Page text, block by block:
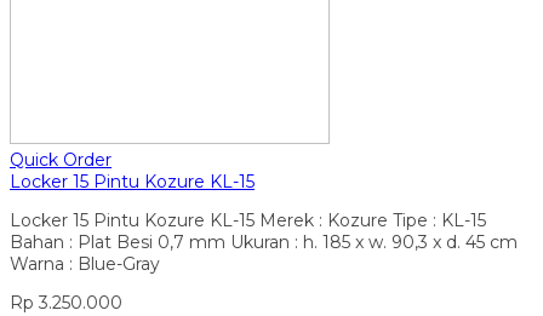
Quick Order
Locker 15 Pintu Kozure KL-15
Locker 15 Pintu Kozure KL-15 Merek : Kozure Tipe : KL-15
Bahan : Plat Besi 0,7 mm Ukuran : h. 185 x w. 90,3 x d. 45 cm
Warna : Blue-Gray
Rp 3.250.000